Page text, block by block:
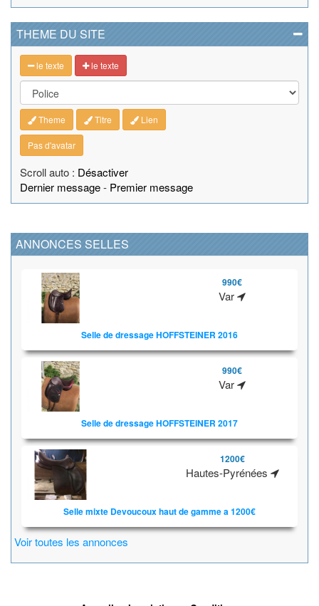
THEME DU SITE
le texte le texte
Theme Titre Lien
Pas d'avatar
Scroll auto : Désactiver
Dernier message- Premier message
ANNONCES SELLES
990€
Var
Selle de dressage HOFFSTEINER 2016
990€
Var
Selle de dressage HOFFSTEINER 2017
1200€
Hautes-Pyrénées
Selle mixte Devoucoux haut de gamme a 1200€
Voir toutes les annonces